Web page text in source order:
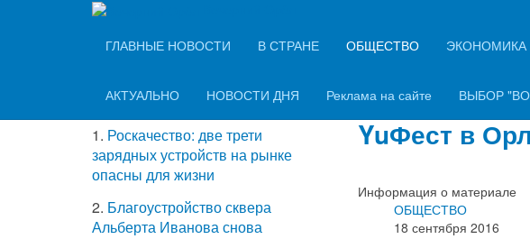
ГЛАВНЫЕ НОВОСТИ
В СТРАНЕ ОБЩЕСТВО ЭКОНОМИКА
АКТУАЛЬНО НОВОСТИ ДНЯ Реклама на сайте ВЫБОР
Рок-группы
Москвы
YuФест в
Информация о материале
ОБЩЕСТВО
18 сентября 2016
1. Роскачество: две трети
зарядных устройств на рынке
опасны для жизни
2. Благоустройство сквера
Альберта Иванова снова